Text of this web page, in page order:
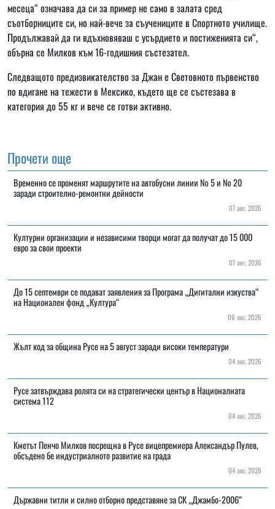
месеца“ означава да си за пример не само в залата сред
съотборниците си, но най-вече за съучениците в Спортното училище.
Продължавай да ги вдъхновяваш с усърдието и постиженията си“,
обърна се Милков към 16-годишния състезател.
Следващото предизвикателство за Джан е Световното първенство
по вдигане на тежести в Мексико, където ще се състезава в
категория до 55 кг и вече се готви активно.
Прочети още
Временно се променят маршрутите на автобусни линии № 5 и № 20
заради строително-ремонтни дейности
07 авг, 2026
Културни организации и независими творци могат да получат до 15 000
евро за свои проекти
07 авг, 2026
До 15 септември се подават заявления за Програма „Дигитални изкуства“
на Национален фонд „Култура“
06 авг, 2026
Жълт код за община Русе на 5 август заради високи температури
04 авг, 2026
Русе затвърждава ролята си на стратегически център в Националната
система 112
04 авг, 2026
Кметът Пенчо Милков посрещна в Русе вицепремиера Александър Пулев,
обсъдено бе индустриалното развитие на града
04 авг, 2026
Държавни титли и силно отборно представяне за СК „Джамбо-2006“